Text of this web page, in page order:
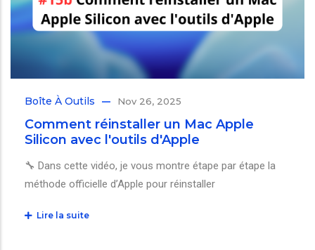
Boîte À Outils Nov 26, 2025
Comment réinstaller un Mac Apple
Silicon avec l'outils d'Apple
🔧 Dans cette vidéo, je vous montre étape par étape la
méthode officielle d’Apple pour réinstaller
Lire la suite